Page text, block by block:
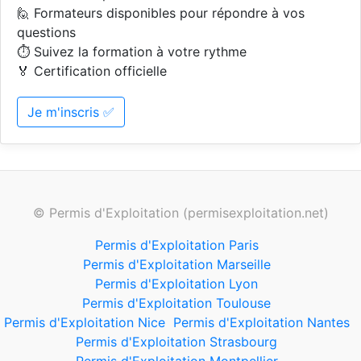
🙋 Formateurs disponibles pour répondre à vos
questions
⏱️ Suivez la formation à votre rythme
🏅 Certification officielle
Je m'inscris ✅
© Permis d'Exploitation (permisexploitation.net)
Permis d'Exploitation Paris
Permis d'Exploitation Marseille
Permis d'Exploitation Lyon
Permis d'Exploitation Toulouse
Permis d'Exploitation Nice Permis d'Exploitation Nantes
Permis d'Exploitation Strasbourg